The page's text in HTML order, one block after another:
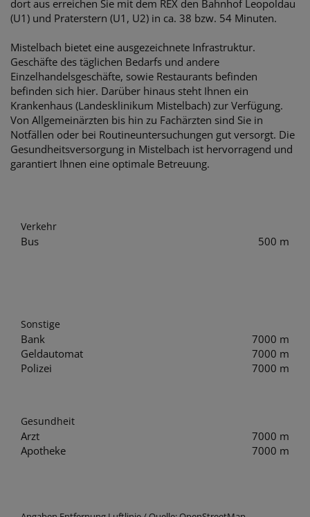
dort aus erreichen Sie mit dem REX den Bahnhof Leopoldau
(U1) und Praterstern (U1, U2) in ca. 38 bzw. 54 Minuten.
Mistelbach bietet eine ausgezeichnete Infrastruktur.
Geschäfte des täglichen Bedarfs und andere
Einzelhandelsgeschäfte, sowie Restaurants befinden
befinden sich hier. Darüber hinaus steht Ihnen ein
Krankenhaus (Landesklinikum Mistelbach) zur Verfügung.
Von Allgemeinärzten bis hin zu Fachärzten sind Sie in
Notfällen oder bei Routineuntersuchungen gut versorgt. Die
Gesundheitsversorgung in Mistelbach ist hervorragend und
garantiert Ihnen eine optimale Betreuung.
Verkehr
Bus 500 m
Sonstige
Bank
7000 m
Geldautomat
7000 m
Polizei
7000 m
Gesundheit
Arzt
7000 m
Apotheke
7000 m